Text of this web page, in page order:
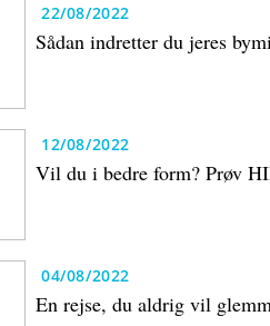
22/08/2022
Sådan indretter du jeres
12/08/2022
Vil du i bedre form? Prøv
04/08/2022
En rejse, du aldrig vil